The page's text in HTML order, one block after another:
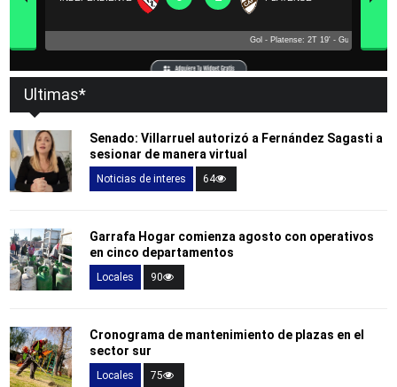
Ultimas*
Senado: Villarruel autorizó a Fernández Sagasti a
sesionar de manera virtual
Noticias de interes 64
Garrafa Hogar comienza agosto con operativos
en cinco departamentos
Locales 90
Cronograma de mantenimiento de plazas en el
sector sur
Locales 75